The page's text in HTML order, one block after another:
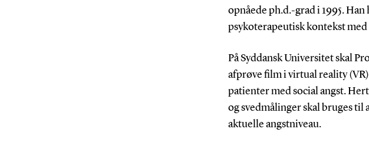
opnåede ph.d.-grad i 1995.
psykoterapeutisk kontekst
På Syddansk Universitet skal
afprøve film i virtual reality
patienter med social angst.
og svedmålinger skal bruges
aktuelle angstniveau.